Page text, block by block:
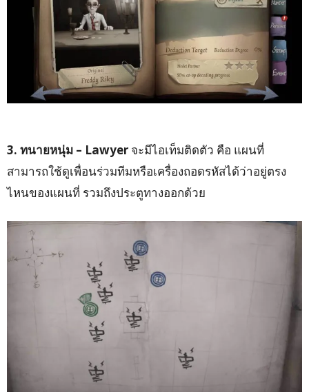
3. ทนายหนุ่ม – Lawyer จะมีไอเท็มติดตัว คือ แผนที่
สามารถใช้ดูเพื่อนร่วมทีมหรือเครื่องถอดรหัสได้ว่าอยู่ตรง
ไหนของแผนที่ รวมถึงประตูทางออกด้วย